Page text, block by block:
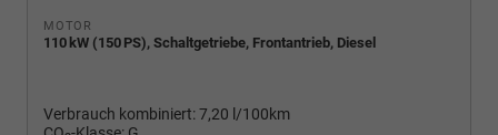
MOTOR
110 kW (150 PS), Schaltgetriebe, Frontantrieb, Diesel
Verbrauch kombiniert:7,20 l/100km